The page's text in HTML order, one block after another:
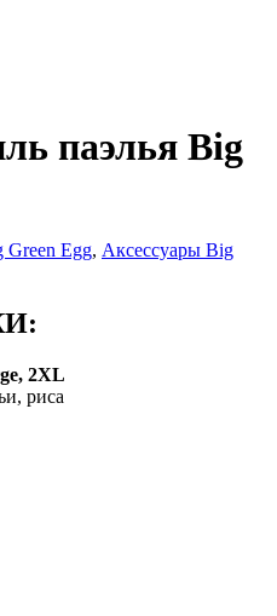
паэлья Big
Green Egg, Аксессуары Big
2XL
риса